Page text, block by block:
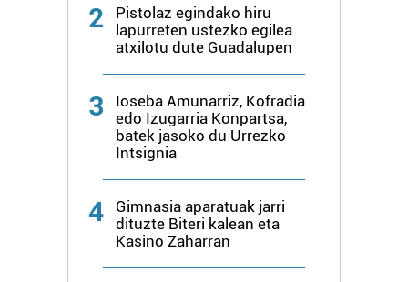
2
Pistolaz egindako hiru
lapurreten ustezko egilea
atxilotu dute Guadalupen
3
Ioseba Amunarriz, Kofradia
edo Izugarria Konpartsa,
batek jasoko du Urrezko
Intsignia
4
Gimnasia aparatuak jarri
dituzte Biteri kalean eta
Kasino Zaharran